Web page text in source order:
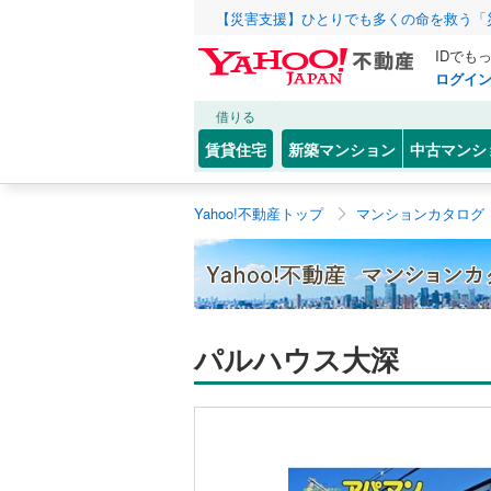
【災害支援】ひとりでも多くの命を救う
IDでも
ログイン
借りる
賃貸住宅 新築マンション 中古マンシ
Yahoo!不動産トップ マンションカタログ
パルハウス大深